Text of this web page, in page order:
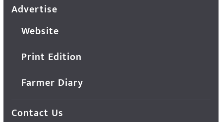
Advertise
Website
Print Edition
Farmer Diary
Contact Us